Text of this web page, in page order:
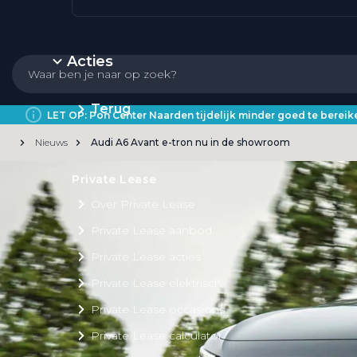
Acties
Terug
Private Lease
Over Private Lease
Private Lease aanbod
Private Lease acties
Private Lease elektrisch
Private Lease occasions
Private Lease calculator
LET OP: Pon Center Naarden tijdelijk minder goed te
Nieuws Audi A6 Avant e-tron nu in de showroom